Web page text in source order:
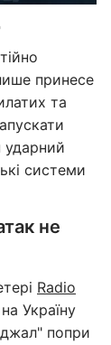
принесе
та
ударний
системи
не
Radio
Україну
попри